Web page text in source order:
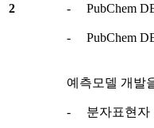
2 - PubChem
- PubChem
예측모델 개발
- 분자표현자